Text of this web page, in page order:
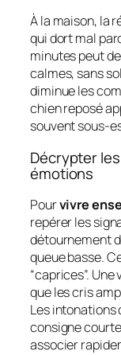
À la maison, la
qui dort mal
minutes peut
calmes, sans
diminue les
chien reposé
souvent sous-
Décrypter
émotions
Pourvivre
repérer les
détournement
queue basse.
“caprices”.
que les cris
Les intonations
consigne
associer